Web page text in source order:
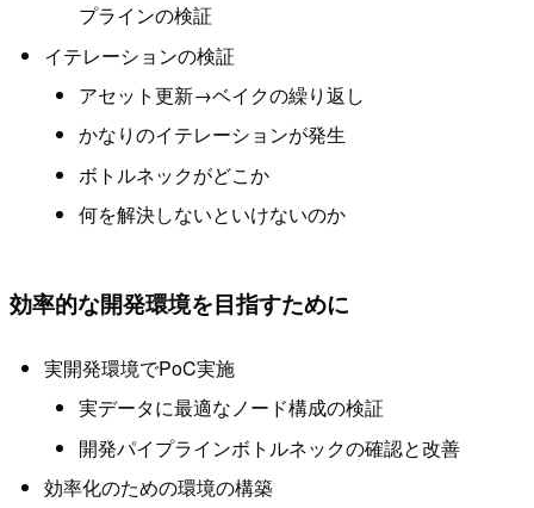
プラインの検証
イテレーションの検証
アセット更新→ベイクの繰り返し
かなりのイテレーションが発生
ボトルネックがどこか
何を解決しないといけないのか
効率的な開発環境を目指すために
実開発環境でPoC実施
実データに最適なノード構成の検証
開発パイプラインボトルネックの確認と改善
効率化のための環境の構築